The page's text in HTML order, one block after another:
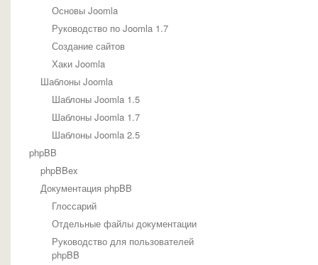
Основы Joomla
Руководство по Joomla 1.7
Создание сайтов
Хаки Joomla
Шаблоны Joomla
Шаблоны Joomla 1.5
Шаблоны Joomla 1.7
Шаблоны Joomla 2.5
phpBB
phpBBex
Документация phpBB
Глоссарий
Отдельные файлы документации
Руководство для пользователей
phpBB